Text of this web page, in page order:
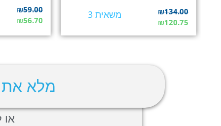
משאית 3 ₪134.00
₪120.75
₪59.00
₪56.70
מלא את
או